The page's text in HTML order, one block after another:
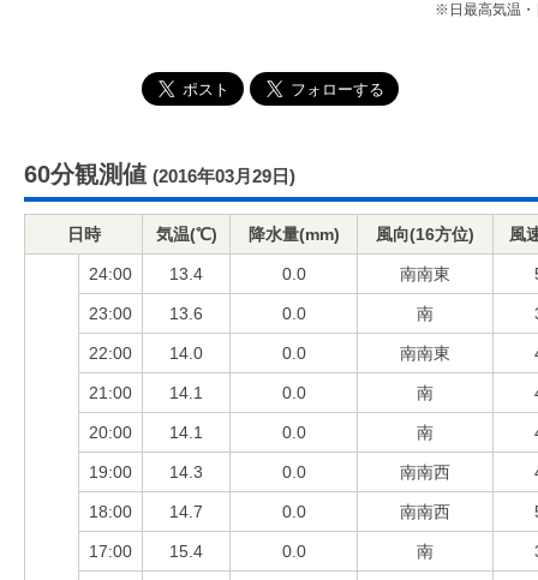
※日最高気温・
60分観測値 (2016年03月29日)
日時 気温(℃) 降水量(mm) 風向(16方位) 風
24:00 13.4 0.0 南南東
23:00 13.6 0.0 南
22:00 14.0 0.0 南南東
21:00 14.1 0.0 南
20:00 14.1 0.0 南
19:00 14.3 0.0 南南西
18:00 14.7 0.0 南南西
17:00 15.4 0.0 南